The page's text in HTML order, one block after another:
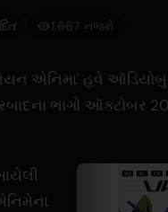
1,667 નજરો
એનિમા' હવે
ભાગો ઑક્ટોબર